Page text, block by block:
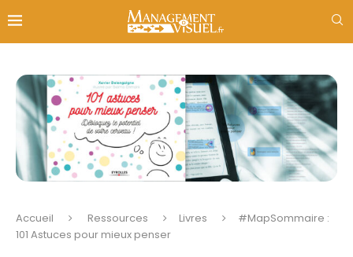
Accueil Ressources Livres
#MapSommaire :
101 Astuces pour mieux penser